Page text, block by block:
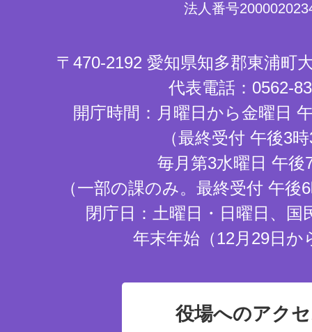
法人番号
〒470-2192 愛知県知多郡東浦町
代表電話：0562-
開庁時間：月曜日から金曜日
（最終受付 午後3
毎月第3水曜日 午後
（一部の課のみ。最終受付 午
閉庁日：土曜日・日曜日、国
年末年始（12月29日か
役場へのアク